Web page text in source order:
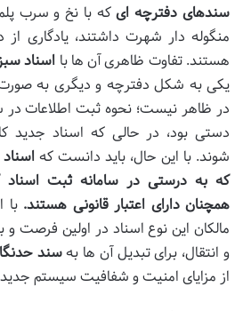
سندهای دفترچه ایکه با نخ و سرب
منگوله دار شهرت داشتند، یادگاری
هستند. تفاوت ظاهری آن ها با اسناد
یکی به شکل دفترچه و دیگری به صورت
در ظاهر نیست؛ نحوه ثبت اطلاعات
دستی بود، در حالی که اسناد جدید
شوند. با این حال، باید دانست که
که به درستی در سامانه ثبت
همچنان دارای اعتبار قانونی هستند.
مالکان این نوع اسناد در اولین فرصت و
و انتقال، برای تبدیل آن ها بهسند
از مزایای امنیت و شفافیت سیستم